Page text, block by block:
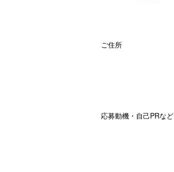
ご住所
応募動機・自己PRなど